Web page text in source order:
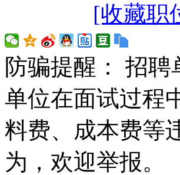
[收藏职
防骗提醒： 招
单位在面试过程
料费、成本费等
为，欢迎举报。